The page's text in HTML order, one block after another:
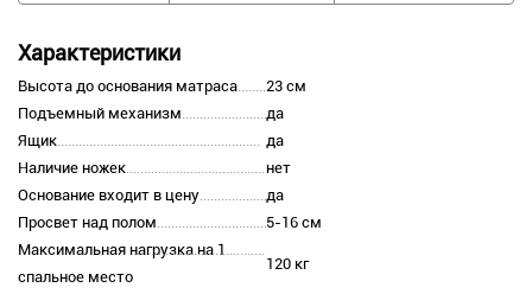
Характеристики
Высота до основания матраса
23 см
Подъемный механизм
да
Ящик
да
Наличие ножек
нет
Основание входит в цену
да
Просвет над полом
5-16 см
Максимальная нагрузка на 1
спальное место
120 кг